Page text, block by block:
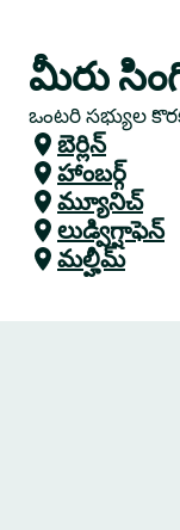
మీరు
ఒంటరి సభ్యుల
బెర్లిన్
హాంబర్గ్
మ్యూనిచ్
లుడ్విగ్షాఫెన్
మల్హీమ్